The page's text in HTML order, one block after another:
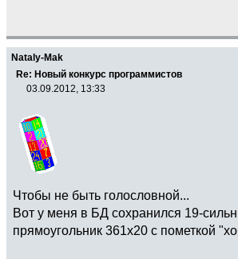
Nataly-Mak
Re: Новый конкурс программистов
03.09.2012, 13:33
Чтобы не быть голословной...
Вот у меня в БД сохранился 19-
прямоугольник 361х20 с пометкой